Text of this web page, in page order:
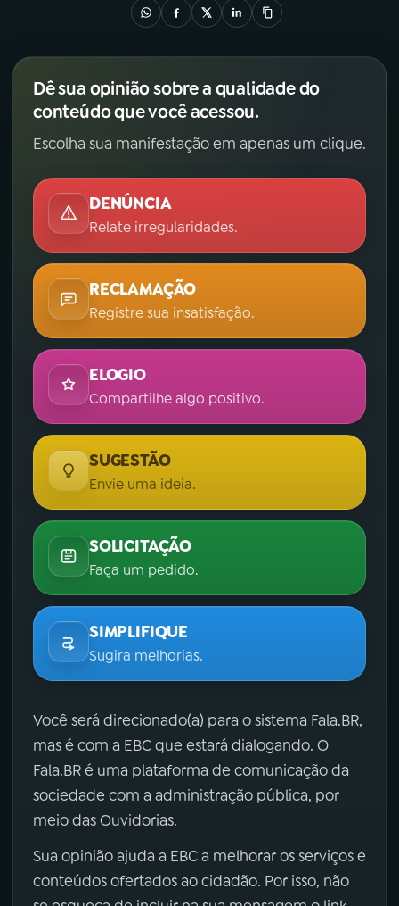
Dê sua opinião sobre a qualidade do
conteúdo que você acessou.
Escolha sua manifestação em apenas um clique.
DENÚNCIA
Relate irregularidades.
RECLAMAÇÃO
Registre sua insatisfação.
ELOGIO
Compartilhe algo positivo.
SUGESTÃO
Envie uma ideia.
SOLICITAÇÃO
Faça um pedido.
SIMPLIFIQUE
Sugira melhorias.
Você será direcionado(a) para o sistema Fala.BR,
mas é com a EBC que estará dialogando. O
Fala.BR é uma plataforma de comunicação da
sociedade com a administração pública, por
meio das Ouvidorias.
Sua opinião ajuda a EBC a melhorar os serviços e
conteúdos ofertados ao cidadão. Por isso, não